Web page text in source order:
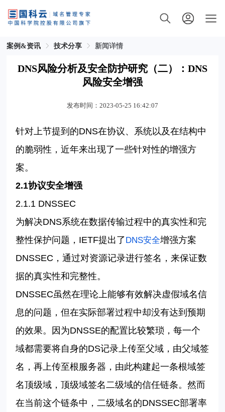
案例&资讯 技术分享 新闻详情
DNS风险分析及安全防护研究（二）：DNS
风险安全增强
发布时间：2023-05-25 16:42:07
针对上节提到的DNS在协议、系统以及在结构中
的脆弱性，近年来出现了一些针对性的增强方
案。
2.1协议安全增强
2.1.1 DNSSEC
为解决DNS系统在数据传输过程中的真实性和完
整性保护问题， IETF提出了 DNS安全增强方案
DNSSEC ，通过对资源记录进行签名，来保证数
据的真实性和完整性。
DNSSEC虽然在理论上能够有效解决虚假域名信
息的问题，但在实际部署过程中却没有达到预期
的效果。因为DNSSE的配置比较繁琐，每一个
域都需要将自身的DS记录上传至父域，由父域签
名，再上传至根服务器，由此构建起一条根域签
名顶级域，顶级域签名二级域的信任链条。然而
在当前这个链条中，二级域名的DNSSEC部署率